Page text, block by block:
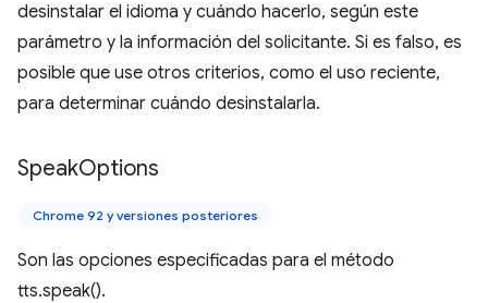
desinstalar el idioma y cuándo hacerlo, según este
parámetro y la información del solicitante. Si es falso, es
posible que use otros criterios, como el uso reciente,
para determinar cuándo desinstalarla.
SpeakOptions
Chrome 92 y versiones posteriores
Son las opciones especificadas para el método
tts.speak().